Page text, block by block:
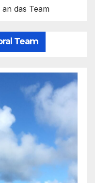
das Team
Team